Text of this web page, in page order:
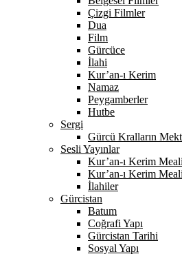
Çizgi Filmler
Dua
Film
Gürcüce
İlahi
Kur’an-ı Kerim
Namaz
Peygamberler
Hutbe
Sergi
Gürcü Kralların
Sesli Yayınlar
Kur’an-ı Kerim
Kur’an-ı Kerim
İlahiler
Gürcistan
Batum
Coğrafi Yapı
Gürcistan Tarihi
Sosyal Yapı